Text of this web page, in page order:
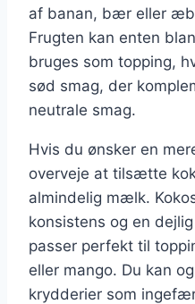
af banan, bær eller
Frugten kan enten
bruges som topping,
sød smag, der
neutrale smag.
Hvis du ønsker en
overveje at tilsætte
almindelig mælk.
konsistens og en
passer perfekt til
eller mango. Du kan
krydderier som